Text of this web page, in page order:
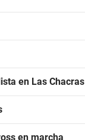
en Las Chacras
en marcha